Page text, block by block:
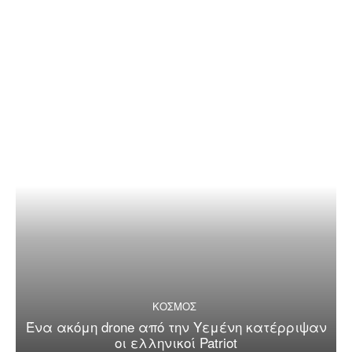
ΚΟΣΜΟΣ
Ένα ακόμη drone από την Υεμένη κατέρριψαν
οι ελληνικοί Patriot